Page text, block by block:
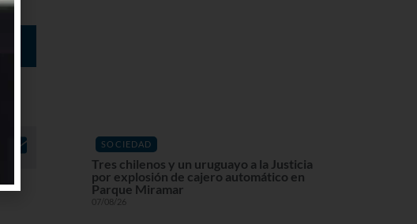
SOCIEDAD
Tres chilenos y un uruguayo a la Justicia
por explosión de cajero automático en
Parque Miramar
07/08/26